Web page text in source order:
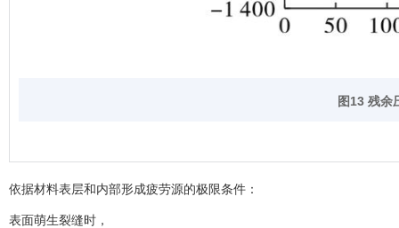
图13 残余
依据材料表层和内部形成疲劳源的极限条件：
表面萌生裂缝时，